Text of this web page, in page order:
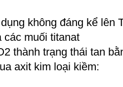
không đáng kể lên
các muối titanat
2 thành trạng thái tan
axit kim loại kiềm: